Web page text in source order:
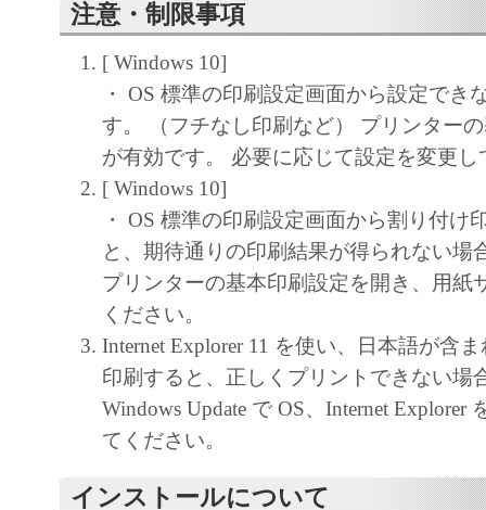
といいます。）に対し、本ソフトウェ
独占的権利を許諾します。
ユーザーは、本ソフトウェアの全部ま
改変、リバース・エンジニアリング、
は逆アセンブル等することはできませ
キヤノン、キヤノンマーケティングジ
よびキヤノンのライセンサーは、本ソ
ザーの特定の目的のために適当である
用であること、または本ソフトウェア
と、その他本ソフトウェアに関してい
しません。
キヤノン、キヤノンマーケティングジ
よびキヤノンのライセンサーは、本ソ
に付随または関連して生ずる直接的ま
失、損害等について、いかなる場合に
注意・制限事項
[ Windows 10]
・ OS 標準の印刷設定画面から設定でき
す。 （フチなし印刷など） プリンター
が有効です。 必要に応じて設定を変更し
[ Windows 10]
・ OS 標準の印刷設定画面から割り付け
と、期待通りの印刷結果が得られない場
プリンターの基本印刷設定を開き、用紙
ください。
Internet Explorer 11 を使い、日本語が含
印刷すると、正しくプリントできない場
Windows Update で OS、Internet Explorer
てください。
インストールについて